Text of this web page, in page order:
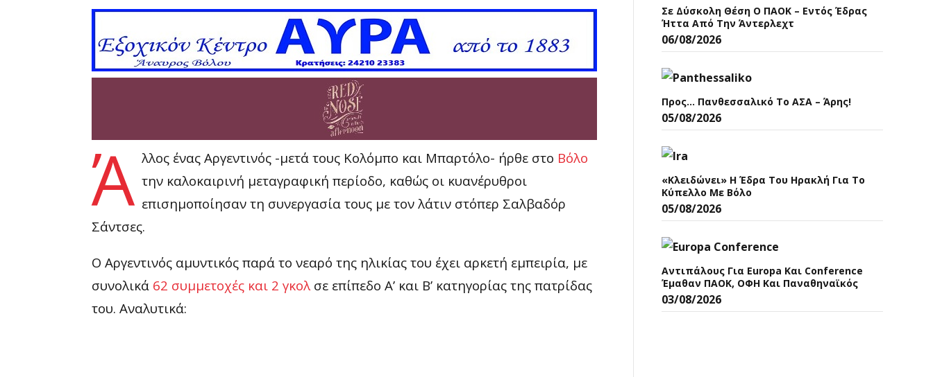
Ά λλος ένας Αργεντινός -μετά τους Κολόμπο και Μπαρτόλο- ήρθε στο Βόλο
την καλοκαιρινή μεταγραφική περίοδο, καθώς οι κυανέρυθροι
επισημοποίησαν τη συνεργασία τους με τον λάτιν στόπερ Σαλβαδόρ
Σάντσες.
Ο Αργεντινός αμυντικός παρά το νεαρό της ηλικίας του έχει αρκετή εμπειρία, με
συνολικά 62 συμμετοχές και 2 γκολ σε επίπεδο Α’ και Β’ κατηγορίας της πατρίδας
του. Αναλυτικά:
Σε Δύσκολη Θέση Ο ΠΑΟΚ – Εντός Έδρας
Ήττα Από Την Άντερλεχτ
06/08/2026
Προς… Πανθεσσαλικό Το ΑΣΑ – Άρης!
05/08/2026
«Κλειδώνει» Η Έδρα Του Ηρακλή Για Το
Κύπελλο Με Βόλο
05/08/2026
Αντιπάλους Για Europa Και Conference
Έμαθαν ΠΑΟΚ, ΟΦΗ Και Παναθηναϊκός
03/08/2026